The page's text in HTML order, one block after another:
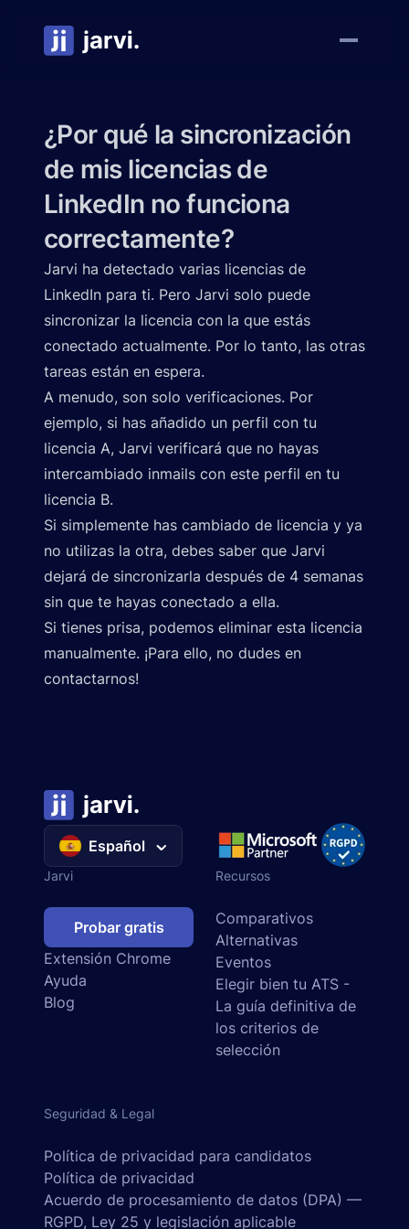
¿Por qué la sincronización
de mis licencias de
LinkedIn no funciona
correctamente?
Jarvi ha detectado varias licencias de
LinkedIn para ti. Pero Jarvi solo puede
sincronizar la licencia con la que estás
conectado actualmente. Por lo tanto, las otras
tareas están en espera.
A menudo, son solo verificaciones. Por
ejemplo, si has añadido un perfil con tu
licencia A, Jarvi verificará que no hayas
intercambiado inmails con este perfil en tu
licencia B.
Si simplemente has cambiado de licencia y ya
no utilizas la otra, debes saber que Jarvi
dejará de sincronizarla después de 4 semanas
sin que te hayas conectado a ella.
Si tienes prisa, podemos eliminar esta licencia
manualmente. ¡Para ello, no dudes en
contactarnos!
Español
Jarvi
Probar gratis
Extensión Chrome
Ayuda
Blog
Recursos
Comparativos
Alternativas
Eventos
Elegir bien tu ATS -
La guía definitiva de
los criterios de
selección
Seguridad & Legal
Política de privacidad para candidatos
Política de privacidad
Acuerdo de procesamiento de datos (DPA) —
RGPD, Ley 25 y legislación aplicable